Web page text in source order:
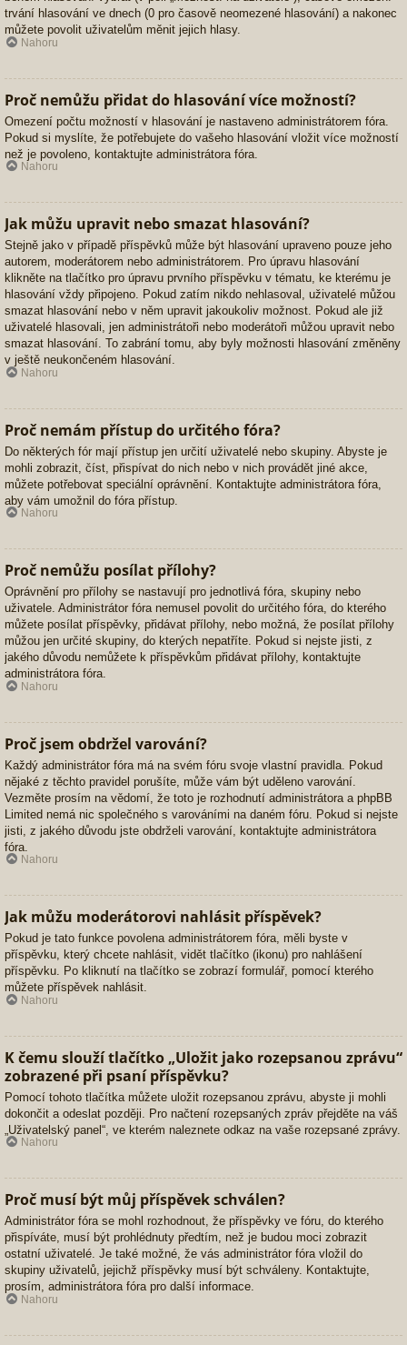
trvání hlasování ve dnech (0 pro časově neomezené hlasování) a nakonec
můžete povolit uživatelům měnit jejich hlasy.
Nahoru
Proč nemůžu přidat do hlasování více možností?
Omezení počtu možností v hlasování je nastaveno administrátorem fóra.
Pokud si myslíte, že potřebujete do vašeho hlasování vložit více možností
než je povoleno, kontaktujte administrátora fóra.
Nahoru
Jak můžu upravit nebo smazat hlasování?
Stejně jako v případě příspěvků může být hlasování upraveno pouze jeho
autorem, moderátorem nebo administrátorem. Pro úpravu hlasování
klikněte na tlačítko pro úpravu prvního příspěvku v tématu, ke kterému je
hlasování vždy připojeno. Pokud zatím nikdo nehlasoval, uživatelé můžou
smazat hlasování nebo v něm upravit jakoukoliv možnost. Pokud ale již
uživatelé hlasovali, jen administrátoři nebo moderátoři můžou upravit nebo
smazat hlasování. To zabrání tomu, aby byly možnosti hlasování změněny
v ještě neukončeném hlasování.
Nahoru
Proč nemám přístup do určitého fóra?
Do některých fór mají přístup jen určití uživatelé nebo skupiny. Abyste je
mohli zobrazit, číst, přispívat do nich nebo v nich provádět jiné akce,
můžete potřebovat speciální oprávnění. Kontaktujte administrátora fóra,
aby vám umožnil do fóra přístup.
Nahoru
Proč nemůžu posílat přílohy?
Oprávnění pro přílohy se nastavují pro jednotlivá fóra, skupiny nebo
uživatele. Administrátor fóra nemusel povolit do určitého fóra, do kterého
můžete posílat příspěvky, přidávat přílohy, nebo možná, že posílat přílohy
můžou jen určité skupiny, do kterých nepatříte. Pokud si nejste jisti, z
jakého důvodu nemůžete k příspěvkům přidávat přílohy, kontaktujte
administrátora fóra.
Nahoru
Proč jsem obdržel varování?
Každý administrátor fóra má na svém fóru svoje vlastní pravidla. Pokud
nějaké z těchto pravidel porušíte, může vám být uděleno varování.
Vezměte prosím na vědomí, že toto je rozhodnutí administrátora a phpBB
Limited nemá nic společného s varováními na daném fóru. Pokud si nejste
jisti, z jakého důvodu jste obdrželi varování, kontaktujte administrátora
fóra.
Nahoru
Jak můžu moderátorovi nahlásit příspěvek?
Pokud je tato funkce povolena administrátorem fóra, měli byste v
příspěvku, který chcete nahlásit, vidět tlačítko (ikonu) pro nahlášení
příspěvku. Po kliknutí na tlačítko se zobrazí formulář, pomocí kterého
můžete příspěvek nahlásit.
Nahoru
K čemu slouží tlačítko „Uložit jako rozepsanou zprávu“
zobrazené při psaní příspěvku?
Pomocí tohoto tlačítka můžete uložit rozepsanou zprávu, abyste ji mohli
dokončit a odeslat později. Pro načtení rozepsaných zpráv přejděte na váš
„Uživatelský panel“, ve kterém naleznete odkaz na vaše rozepsané zprávy.
Nahoru
Proč musí být můj příspěvek schválen?
Administrátor fóra se mohl rozhodnout, že příspěvky ve fóru, do kterého
přispíváte, musí být prohlédnuty předtím, než je budou moci zobrazit
ostatní uživatelé. Je také možné, že vás administrátor fóra vložil do
skupiny uživatelů, jejichž příspěvky musí být schváleny. Kontaktujte,
prosím, administrátora fóra pro další informace.
Nahoru